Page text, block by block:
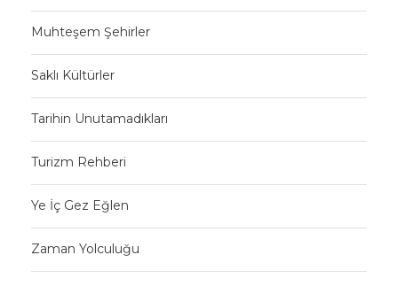
Muhteşem Şehirler
Saklı Kültürler
Tarihin Unutamadıkları
Turizm Rehberi
Ye İç Gez Eğlen
Zaman Yolculuğu